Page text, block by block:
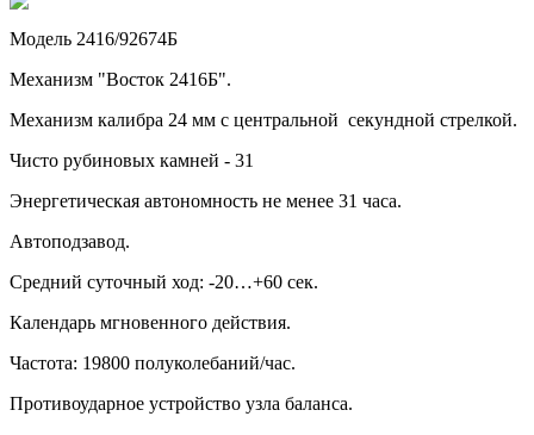
Модель 2416/92674Б
Механизм "Восток 2416Б".
Механизм калибра 24 мм с центральной секундной стрелкой.
Чисто рубиновых камней - 31
Энергетическая автономность не менее 31 часа.
Автоподзавод.
Средний суточный ход: -20…+60 сек.
Календарь мгновенного действия.
Частота: 19800 полуколебаний/час.
Противоударное устройство узла баланса.